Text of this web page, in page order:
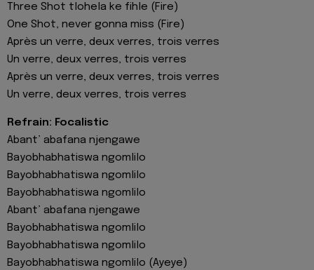
Three Shot tlohela ke fihle (Fire)
One Shot, never gonna miss (Fire)
Après un verre, deux verres, trois verres
Un verre, deux verres, trois verres
Après un verre, deux verres, trois verres
Un verre, deux verres, trois verres
Refrain: Focalistic
Abant’ abafana njengawe
Bayobhabhatiswa ngomlilo
Bayobhabhatiswa ngomlilo
Bayobhabhatiswa ngomlilo
Abant’ abafana njengawe
Bayobhabhatiswa ngomlilo
Bayobhabhatiswa ngomlilo
Bayobhabhatiswa ngomlilo (Ayeye)